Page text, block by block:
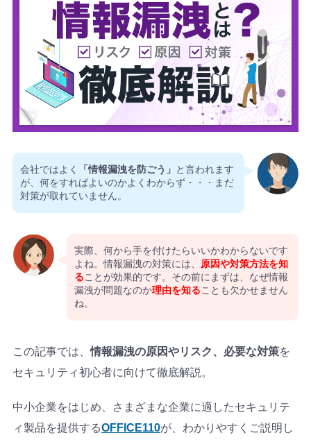
会社ではよく 「情報漏洩を防ごう」 と言われます
が、何をすればよいのかよくわからず・・・まだ
対策が取れていません。
実際、何から手を付けたらいいかわからないです
よね。情報漏洩の対策には、 原因や対策方法を知
ることが効果的です。その前にまずは、なぜ情報
漏洩が問題なのか理由を知ることも欠かせません
ね。
この記事では、情報漏洩の原因やリスク、必要な対策を
セキュリティ初心者に向けて徹底解説。
中小企業をはじめ、さまざまな企業に適したセキュリテ
ィ製品を提供するOFFICE110が、わかりやすくご説明し